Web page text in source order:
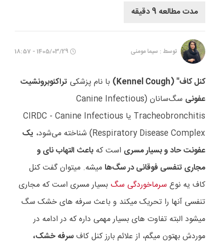
مدت مطالعه 9 دقیقه
توسط : سیما مومنی 1405/03/29 - 18:57
کنل کاف" (Kennel Cough) با نام پزشکی تراکئوبرونشیت
عفونی
سگ‌سانان (Canine Infectious
Tracheobronchitis یا CIRDC - Canine Infectious
Respiratory Disease Complex) شناخته می‌شود،
یک
عفونت حاد و بسیار مسری است که باعث التهاب نای و
مجاری تنفسی فوقانی در سگ‌هامیشه. میتوان گفت کنل
کاف یه نوع سرماخوردگی سگ بسیار مسری است که مجاری
تنفسی آنها را تحریک میکند و باعث سرفه های خشک سگ
میشود البته تفاوت های بسیار مهمی داره که در ادامه در
موردش بهتون میگم، از علائم بارز کنل کافسرفه خشک،